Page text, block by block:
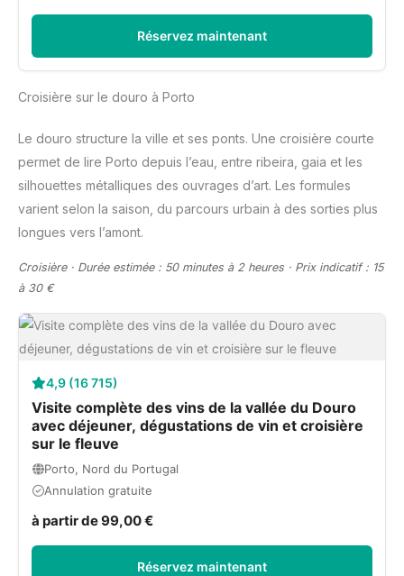
Réservez maintenant
Croisière sur le douro à Porto
Le douro structure la ville et ses ponts. Une croisière courte
permet de lire Porto depuis l’eau, entre ribeira, gaia et les
silhouettes métalliques des ouvrages d’art. Les formules
varient selon la saison, du parcours urbain à des sorties plus
longues vers l’amont.
Croisière · Durée estimée : 50 minutes à 2 heures · Prix indicatif : 15
à 30 €
4,9 (16 715)
Visite complète des vins de la vallée du Douro
avec déjeuner, dégustations de vin et croisière
sur le fleuve
Porto, Nord du Portugal
Annulation gratuite
à partir de 99,00 €
Réservez maintenant